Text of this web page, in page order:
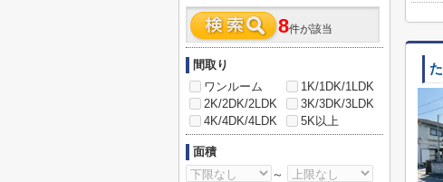
8件が該当
間取り
ワンルーム
1K/1DK/1LDK
2K/2DK/2LDK
3K/3DK/3LDK
4K/4DK/4LDK
5K以上
面積
～